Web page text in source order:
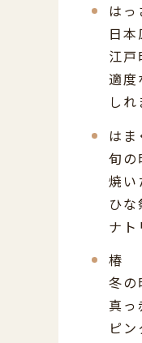
はっ
日本
江戸
適度
しれ
はま
旬の
焼い
ひ
ナト
椿
冬の
真っ
ピ